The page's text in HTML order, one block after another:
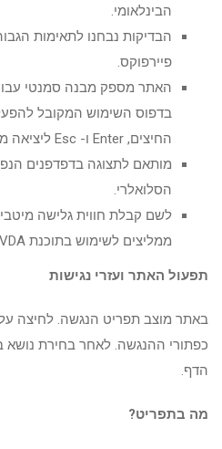
הבינלאומי.
הבדיקות נבחנו לתאימות
פיירפוקס.
האתר מספק מבנה סמנטי עבור
בדפוס השימוש המקובל
החיצים, Enter ו- Esc ליציאה מתפריטים וחלונות.
מותאם לתצוגה בדפדפנים
הסלואלרי.
לשם קבלת חווית גלישה
ממליצים לשימוש בתוכנת NVDA העדכנית ביותר.
תפעול האתר ועזרי נגישות
באתר מוצב תפריט הנגשה. לחיצה
כפתורי ההנגשה. לאחר בחירת נושא
הדף.
מה בתפריט?